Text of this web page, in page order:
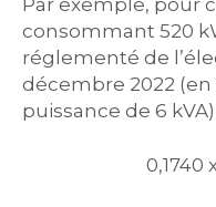
Par exemple, pour
consommant 520
réglementé de
décembre 2022 (en
puissance de 6 kVA)
0,1740